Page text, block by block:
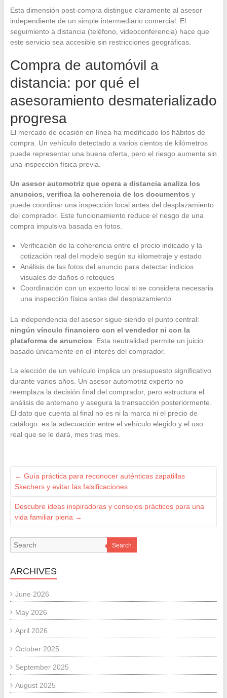
Esta dimensión post-compra distingue claramente al asesor
independiente de un simple intermediario comercial. El
seguimiento a distancia (teléfono, videoconferencia) hace que
este servicio sea accesible sin restricciones geográficas.
Compra de automóvil a
distancia: por qué el
asesoramiento desmaterializado
progresa
El mercado de ocasión en línea ha modificado los hábitos de
compra. Un vehículo detectado a varios cientos de kilómetros
puede representar una buena oferta, pero el riesgo aumenta sin
una inspección física previa.
Un asesor automotriz que opera a distancia analiza los
anuncios, verifica la coherencia de los documentos y
puede coordinar una inspección local antes del desplazamiento
del comprador. Este funcionamiento reduce el riesgo de una
compra impulsiva basada en fotos.
Verificación de la coherencia entre el precio indicado y la
cotización real del modelo según su kilometraje y estado
Análisis de las fotos del anuncio para detectar indicios
visuales de daños o retoques
Coordinación con un experto local si se considera necesaria
una inspección física antes del desplazamiento
La independencia del asesor sigue siendo el punto central:
ningún vínculo financiero con el vendedor ni con la
plataforma de anuncios. Esta neutralidad permite un juicio
basado únicamente en el interés del comprador.
La elección de un vehículo implica un presupuesto significativo
durante varios años. Un asesor automotriz experto no
reemplaza la decisión final del comprador, pero estructura el
análisis de antemano y asegura la transacción posteriormente.
El dato que cuenta al final no es ni la marca ni el precio de
catálogo: es la adecuación entre el vehículo elegido y el uso
real que se le dará, mes tras mes.
← Guía práctica para reconocer auténticas zapatillas
Skechers y evitar las falsificaciones
Descubre ideas inspiradoras y consejos prácticos para una
vida familiar plena →
Search
ARCHIVES
June 2026
May 2026
April 2026
October 2025
September 2025
August 2025